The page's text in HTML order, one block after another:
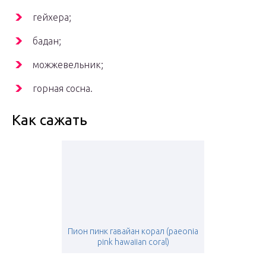
гейхера;
бадан;
можжевельник;
горная сосна.
Как сажать
Пион пинк гавайан корал (paeonia
pink hawaiian coral)